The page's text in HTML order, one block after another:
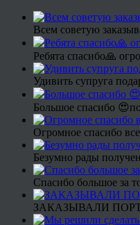
Всем советую
Ребята спасибо🙏
Удивить супруга
Большое спасибо
Огромное спасибо
Безумно рады
Спасибо большое за
ЗАКАЗЫВАЛИ